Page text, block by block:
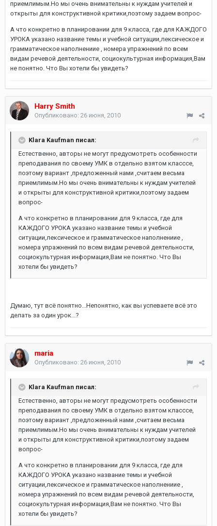
приемлимым.Но мы очень внимательны к нуждам учителей и
открыты для конструктивной критики,поэтому задаем вопрос-
А что конкретно в планировании для 9 класса, где для КАЖДОГО
УРОКА указано название темы и учебной ситуации,лексическое и
грамматическое наполнениие , номера упражнений по всем
видам речевой деятельности, социокультурная информация,Вам
не понятно. Что Вы хотели бы увидеть?
Harry Smith
Опубликовано: 26 июня, 2010
Klara Kaufman писал:
Естественно, авторы не могут предусмотреть особенности
преподавания по своему УМК в отдельно взятом класссе,
поэтому вариант ,предложенный нами ,считаем весьма
приемлимым.Но мы очень внимательны к нуждам учителей
и открыты для конструктивной критики,поэтому задаем
вопрос-
А что конкретно в планировании для 9 класса, где для
КАЖДОГО УРОКА указано название темы и учебной
ситуации,лексическое и грамматическое наполнениие ,
номера упражнений по всем видам речевой деятельности,
социокультурная информация,Вам не понятно. Что Вы
хотели бы увидеть?
Думаю, тут всё понятно...Непонятно, как вы успеваете всё это
делать за один урок...?
maria
Опубликовано: 26 июня, 2010
Klara Kaufman писал:
Естественно, авторы не могут предусмотреть особенности
преподавания по своему УМК в отдельно взятом класссе,
поэтому вариант ,предложенный нами ,считаем весьма
приемлимым.Но мы очень внимательны к нуждам учителей
и открыты для конструктивной критики,поэтому задаем
вопрос-
А что конкретно в планировании для 9 класса, где для
КАЖДОГО УРОКА указано название темы и учебной
ситуации,лексическое и грамматическое наполнениие ,
номера упражнений по всем видам речевой деятельности,
социокультурная информация,Вам не понятно. Что Вы
хотели бы увидеть?